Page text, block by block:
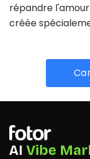
répandre
créée
AI Vibe